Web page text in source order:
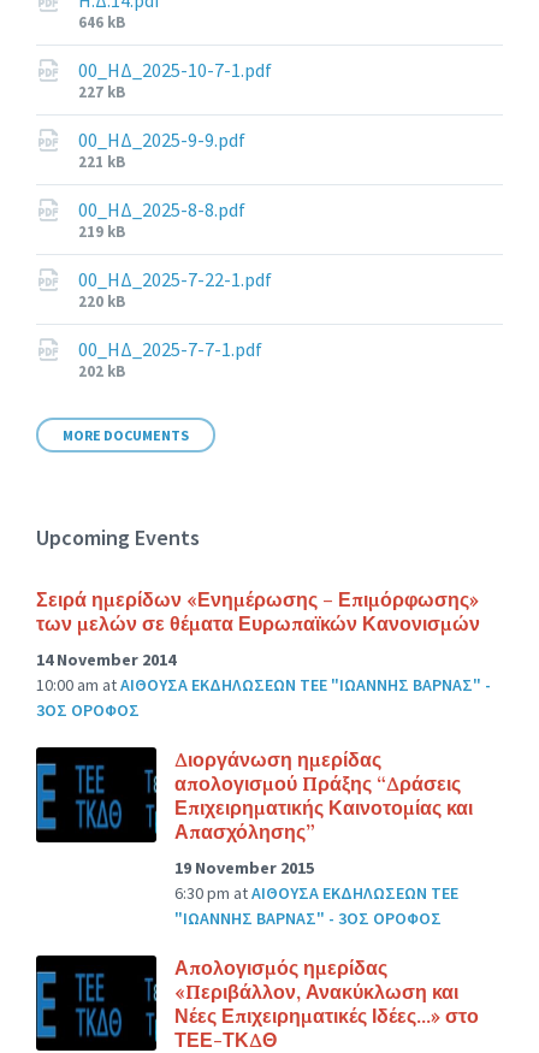
File
size:
646 kB
00_ΗΔ_2025-10-7-1.pdf
File
size:
227 kB
00_ΗΔ_2025-9-9.pdf
File
size:
221 kB
00_ΗΔ_2025-8-8.pdf
File
size:
219 kB
00_ΗΔ_2025-7-22-1.pdf
File
size:
220 kB
00_ΗΔ_2025-7-7-1.pdf
File
202 kB
MORE DOCUMENTS
Upcoming Events
Σειρά ημερίδων «Ενημέρωσης – Επιμόρφωσης»
των μελών σε θέματα Ευρωπαϊκών Κανονισμών
14 November 2014
10:00 am atΑΙΘΟΥΣΑ ΕΚΔΗΛΩΣΕΩΝ ΤΕΕ "ΙΩΑΝΝΗΣ ΒΑΡΝΑΣ" -
3ΟΣ ΟΡΟΦΟΣ
Διοργάνωση ημερίδας
απολογισμού Πράξης “Δράσεις
Επιχειρηματικής Καινοτομίας και
Απασχόλησης”
19 November 2015
6:30 pm atΑΙΘΟΥΣΑ ΕΚΔΗΛΩΣΕΩΝ ΤΕΕ
"ΙΩΑΝΝΗΣ ΒΑΡΝΑΣ" - 3ΟΣ ΟΡΟΦΟΣ
Απολογισμός ημερίδας
«Περιβάλλον, Ανακύκλωση και
Νέες Επιχειρηματικές Ιδέες…» στο
ΤΕΕ-ΤΚΔΘ